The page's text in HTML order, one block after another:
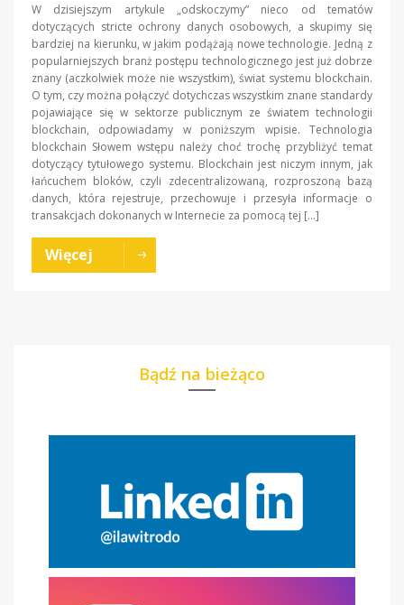
W dzisiejszym artykule „odskoczymy” nieco od tematów
dotyczących stricte ochrony danych osobowych, a skupimy się
bardziej na kierunku, w jakim podążają nowe technologie. Jedną z
popularniejszych branż postępu technologicznego jest już dobrze
znany (aczkolwiek może nie wszystkim), świat systemu blockchain.
O tym, czy można połączyć dotychczas wszystkim znane standardy
pojawiające się w sektorze publicznym ze światem technologii
blockchain, odpowiadamy w poniższym wpisie. Technologia
blockchain Słowem wstępu należy choć trochę przybliżyć temat
dotyczący tytułowego systemu. Blockchain jest niczym innym, jak
łańcuchem bloków, czyli zdecentralizowaną, rozproszoną bazą
danych, która rejestruje, przechowuje i przesyła informacje o
transakcjach dokonanych w Internecie za pomocą tej […]
Więcej
Bądź na bieżąco